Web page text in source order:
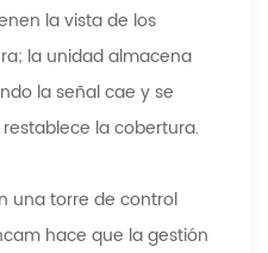
la vista de los
la unidad almacena
la señal cae y se
la cobertura.
una torre de control
hace que la gestión